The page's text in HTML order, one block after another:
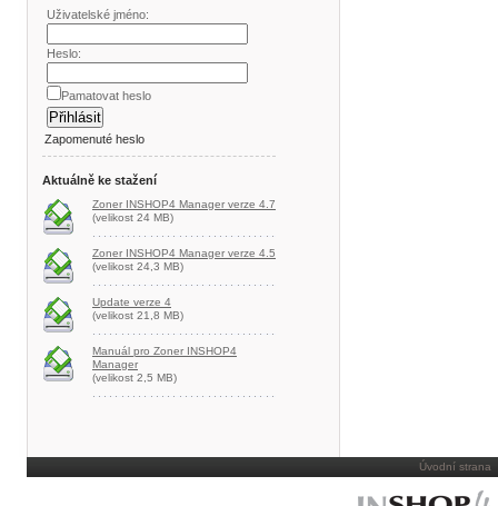
Uživatelské jméno:
Heslo:
Pamatovat heslo
Zapomenuté heslo
Aktuálně ke stažení
Zoner INSHOP4 Manager verze 4.7
(velikost 24 MB)
Zoner INSHOP4 Manager verze 4.5
(velikost 24,3 MB)
Update verze 4
(velikost 21,8 MB)
Manuál pro Zoner INSHOP4
Manager
(velikost 2,5 MB)
Úvodní strana